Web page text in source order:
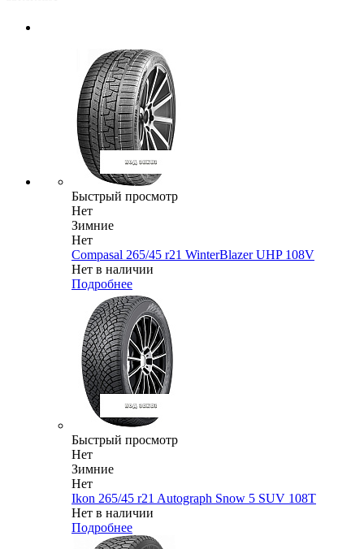
Быстрый просмотр
Нет
Зимние
Нет
Compasal 265/45 r21 WinterBlazer UHP 108V
Нет в наличии
Подробнее
Быстрый просмотр
Нет
Зимние
Нет
Ikon 265/45 r21 Autograph Snow 5 SUV 108T
Нет в наличии
Подробнее